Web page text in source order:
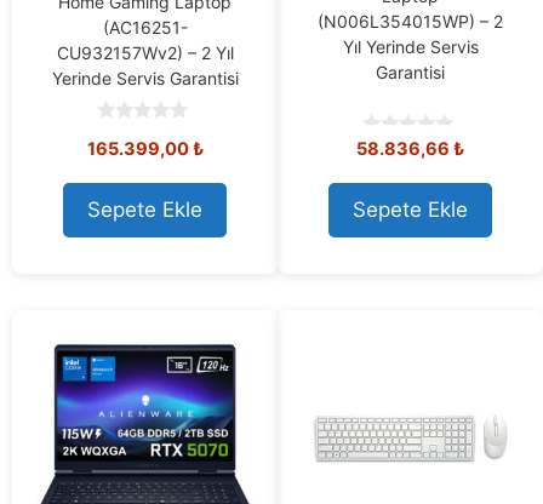
(AC16251-
CU932157Wv2) – 2 Yıl
Yerinde Servis Garantisi
o
t
o
f
5
165.399,00₺
Sepete Ekle
(N006L354015WP) – 2
Yıl Yerinde Servis
Garantisi
0
u
t
o
58.836,66 ₺
Sepete Ekle